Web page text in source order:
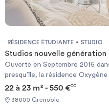
RÉSIDENCE ÉTUDIANTE STUDIO
Studios nouvelle génération
Ouverte en Septembre 2016
presqu’île, la résidence
nouvelle génération. 113
lumineux, meublés vous
en mains ». Idéalement située
22 à 23 m² - 550 €CC
38000 Grenoble